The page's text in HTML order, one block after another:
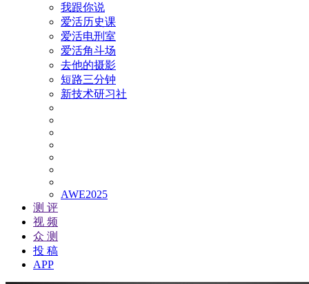
我跟你说
爱活历史课
爱活电刑室
爱活角斗场
去他的摄影
短路三分钟
新技术研习社
AWE2025
测 评
视 频
众 测
投 稿
APP